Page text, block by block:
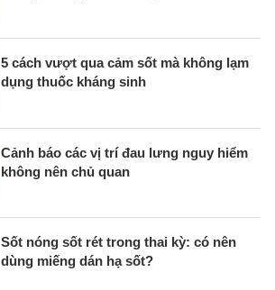
5 cách vượt qua cảm sốt mà không lạm
dụng thuốc kháng sinh
Cảnh báo các vị trí đau lưng nguy hiểm
không nên chủ quan
Sốt nóng sốt rét trong thai kỳ: có nên
dùng miếng dán hạ sốt?